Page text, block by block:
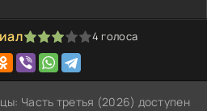
4 голоса
Часть третья (2026) доступен